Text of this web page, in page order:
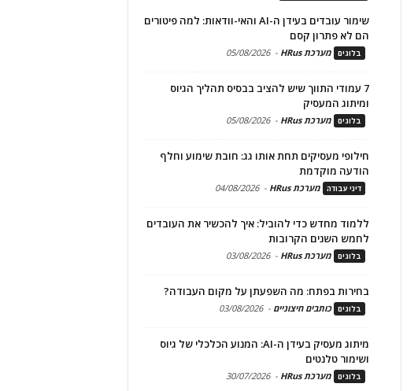
שימור עובדים בעידן ה-AI והאי-וודאות: למה פיטורים
הם לא פתרון קסם
בלוגים מערכת HRus -
05/08/2026
7 עמודי התווך שיש להציב בבסיס תהליך הגיוס
ומיתוג המעסיק
בלוגים מערכת HRus -
05/08/2026
חילופי מעסיקים תחת אותו גג: חובת שימוע וחלף
הודעה מוקדמת
דיני עבודה מערכת HRus -
04/08/2026
ללמוד מחדש כדי להוביל: איך להכשיר את העובדים
לחמש השנים הקרובות
בלוגים מערכת HRus -
03/08/2026
בחירות בפתח: מה השפעתן על מקום העבודה?
בלוגים כותבים חיצוניים -
03/08/2026
מיתוג מעסיק בעידן ה-AI: המנוע הכלכלי של גיוס
ושימור טלנטים
בלוגים מערכת HRus -
30/07/2026